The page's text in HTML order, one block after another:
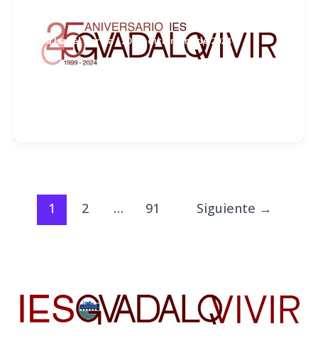
Ana Isabel García/20 de diciembre de 2024
¡FELIZ NAVIDAD!
1 2 … 91 Siguiente →